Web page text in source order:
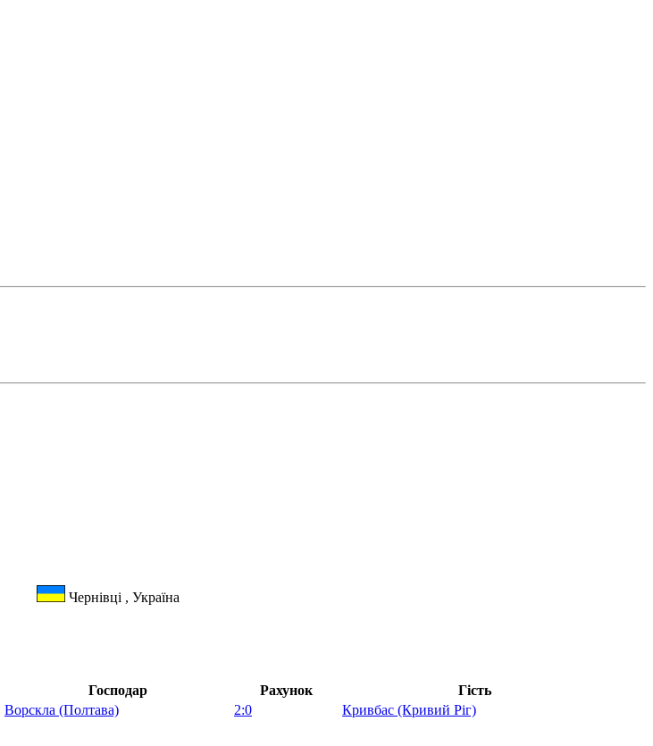
Чернівці , Україна
Господар Рахунок
Гість
Ворскла (Полтава) 2:0 Кривбас (Кривий Ріг)